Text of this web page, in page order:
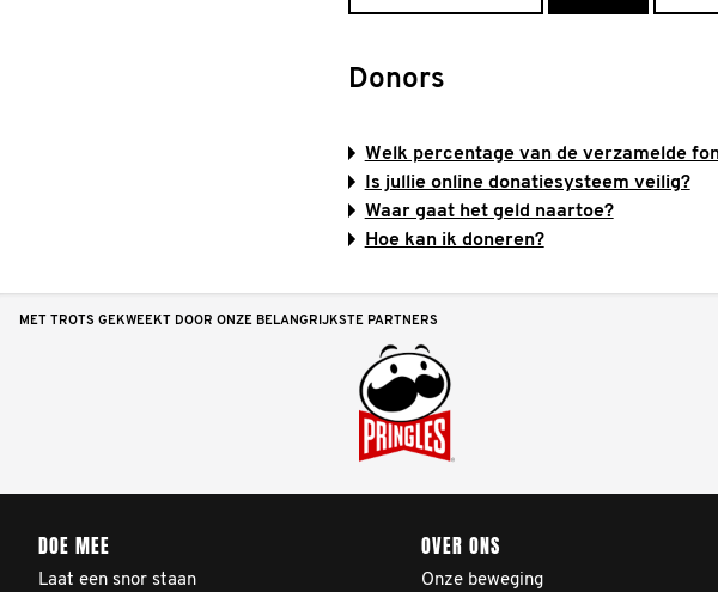
Donors
Welk percentage van de verzamelde
Is jullie online donatiesysteem veilig?
Waar gaat het geld naartoe?
Hoe kan ik doneren?
MET TROTS GEKWEEKT DOOR ONZE BELANGRIJKSTE PARTNERS
DOE MEE
Laat een snor staan
OVER ONS
Onze beweging